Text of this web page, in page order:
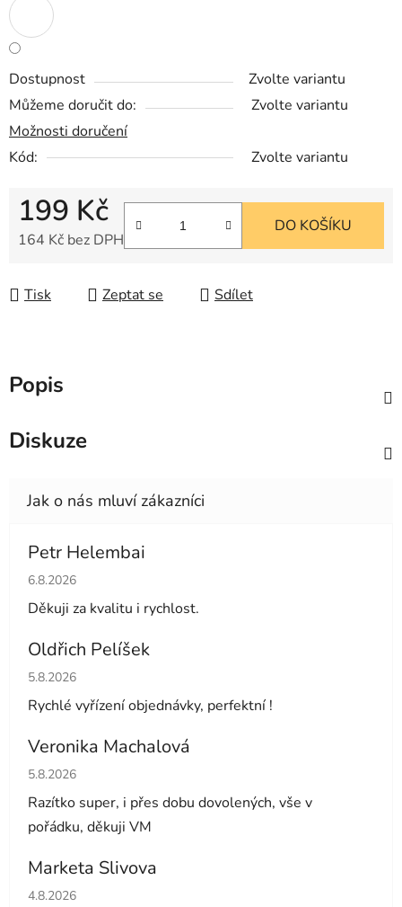
Dostupnost
Zvolte variantu
Můžeme doručit do:
Zvolte variantu
Možnosti doručení
Kód:
Zvolte variantu
199 Kč
164 Kč bez DPH
DO KOŠÍKU
Tisk Zeptat se Sdílet
Popis
Diskuze
Petr Helembai
Hodnocení obchodu je 5 z 5 hvězdiček.
6.8.2026
Děkuji za kvalitu i rychlost.
Oldřich Pelíšek
Hodnocení obchodu je 5 z 5 hvězdiček.
5.8.2026
Rychlé vyřízení objednávky, perfektní !
Veronika Machalová
Hodnocení obchodu je 5 z 5 hvězdiček.
5.8.2026
Razítko super, i přes dobu dovolených, vše v
pořádku, děkuji VM
Marketa Slivova
Hodnocení obchodu je 5 z 5 hvězdiček.
4.8.2026